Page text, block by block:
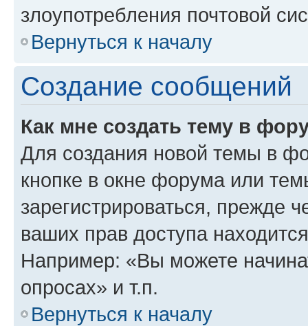
злоупотребления почтовой
Вернуться к началу
Создание сообщений
Как мне создать тему в
Для создания новой темы в
кнопке в окне форума или
зарегистрироваться, прежде
ваших прав доступа
Например: «Вы можете
опросах» и т.п.
Вернуться к началу